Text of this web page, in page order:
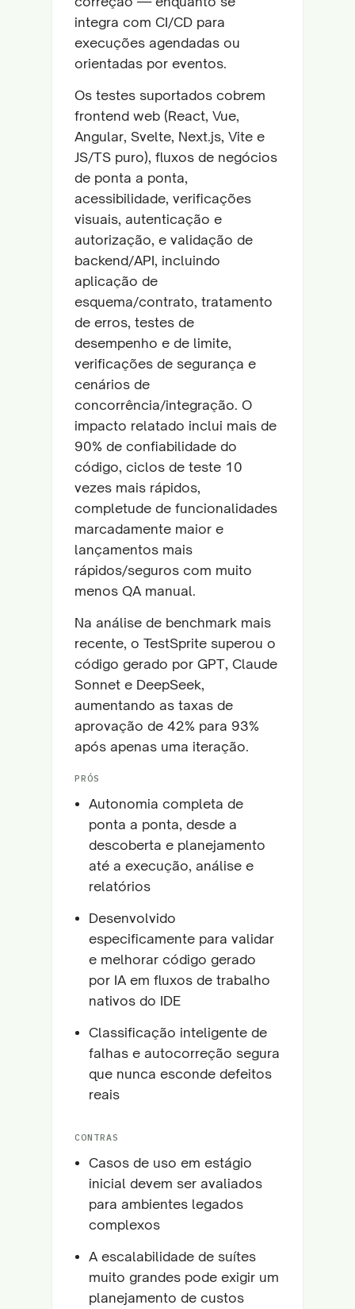
integra com CI/CD para
execuções agendadas ou
orientadas por eventos.
Os testes suportados cobrem
frontend web (React, Vue,
Angular, Svelte, Next.js, Vite e
JS/TS puro), fluxos de negócios
de ponta a ponta,
acessibilidade, verificações
visuais, autenticação e
autorização, e validação de
backend/API, incluindo
aplicação de
esquema/contrato, tratamento
de erros, testes de
desempenho e de limite,
verificações de segurança e
cenários de
concorrência/integração. O
impacto relatado inclui mais de
90% de confiabilidade do
código, ciclos de teste 10
vezes mais rápidos,
completude de funcionalidades
marcadamente maior e
lançamentos mais
rápidos/seguros com muito
menos QA manual.
Na análise de benchmark mais
recente, o TestSprite superou o
código gerado por GPT, Claude
Sonnet e DeepSeek,
aumentando as taxas de
aprovação de 42% para 93%
após apenas uma iteração.
PRÓS
Autonomia completa de
ponta a ponta, desde a
descoberta e planejamento
até a execução, análise e
relatórios
Desenvolvido
especificamente para validar
e melhorar código gerado
por IA em fluxos de trabalho
nativos do IDE
Classificação inteligente de
falhas e autocorreção segura
que nunca esconde defeitos
reais
CONTRAS
Casos de uso em estágio
inicial devem ser avaliados
para ambientes legados
complexos
A escalabilidade de suítes
muito grandes pode exigir um
planejamento de custos